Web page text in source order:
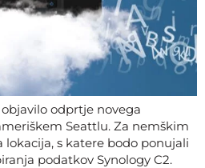
odprtje novega
Seattlu. Za nemškim
s katere bodo ponujali
podatkov Synology C2.